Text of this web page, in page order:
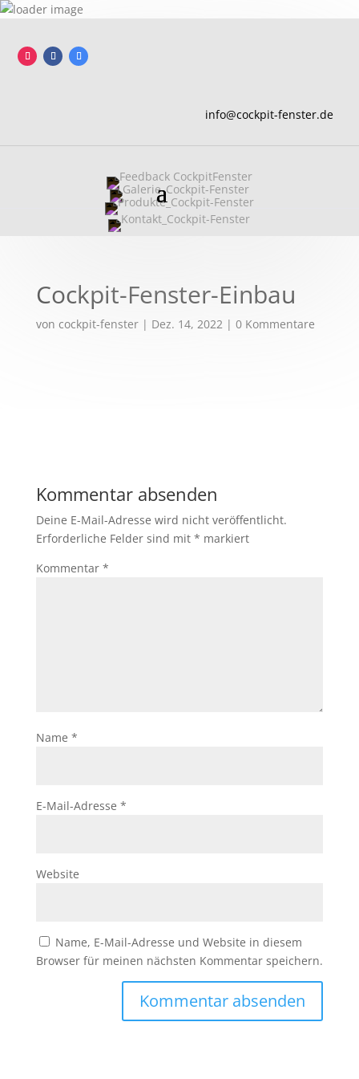
info@cockpit-fenster.de
Cockpit-Fenster-Einbau
von cockpit-fenster| Dez. 14, 2022| 0 Kommentare
Kommentar absenden
Deine E-Mail-Adresse wird nicht veröffentlicht.
Erforderliche Felder sind mit * markiert
Kommentar *
Name *
E-Mail-Adresse *
Website
Name, E-Mail-Adresse und Website in diesem
Browser für meinen nächsten Kommentar speichern.